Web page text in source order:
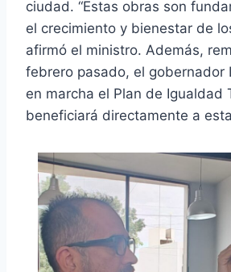
u
c
t
o
r
d
ciudad. “Estas obras son
el crecimiento y bienestar de
afirmó el ministro. Además,
febrero pasado, el gobernador
en marcha el Plan de Igualdad
beneficiará directamente a